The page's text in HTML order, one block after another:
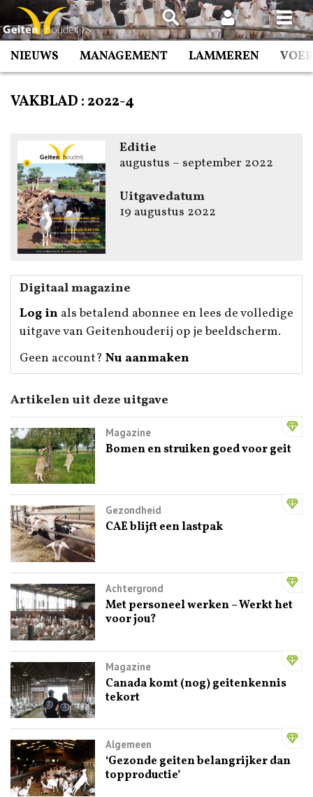
Spring
naar
inhoud
NIEUWS MANAGEMENT LAMMEREN
VAKBLAD : 2022-4
Editie
augustus – september 2022
Uitgavedatum
19 augustus 2022
Digitaal magazine
Log in als betalend abonnee en lees de volledige
uitgave van Geitenhouderij op je beeldscherm.
Geen account? Nu aanmaken
Artikelen uit deze uitgave
Magazine
Bomen en struiken goed voor geit
Gezondheid
CAE blijft een lastpak
Achtergrond
Met personeel werken – Werkt het
voor jou?
Magazine
Canada komt (nog) geitenkennis
tekort
Algemeen
‘Gezonde geiten belangrijker dan
topproductie’